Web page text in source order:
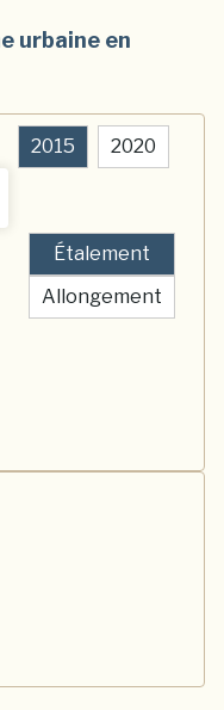
urbaine en